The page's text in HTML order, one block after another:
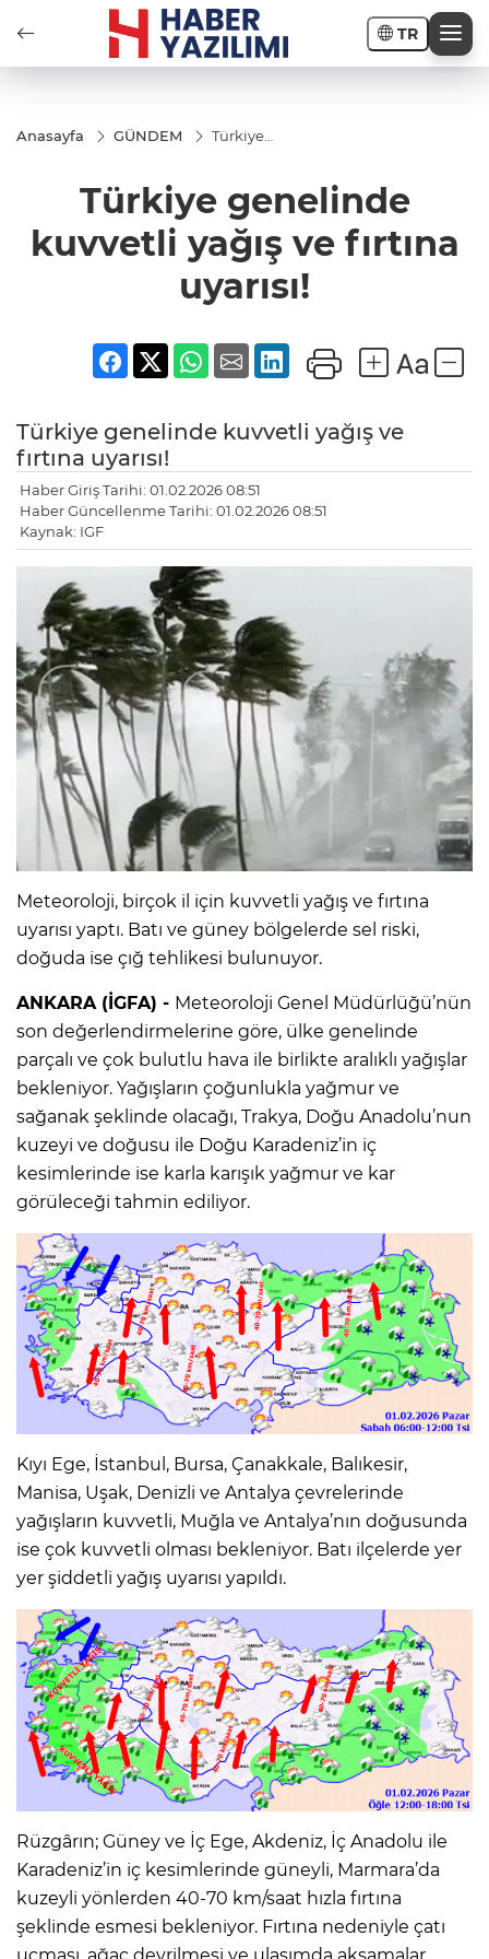
TR
Anasayfa GÜNDEM
Türkiye
fırtına
uyarısı!
Türkiye genelinde
kuvvetli yağış ve fırtına
uyarısı!
Türkiye genelinde kuvvetli yağış ve
fırtına uyarısı!
Haber Giriş Tarihi: 01.02.2026 08:51
Haber Güncellenme Tarihi: 01.02.2026 08:51
Kaynak: IGF
Meteoroloji, birçok il için kuvvetli yağış ve fırtına
uyarısı yaptı. Batı ve güney bölgelerde sel riski,
doğuda ise çığ tehlikesi bulunuyor.
ANKARA (İGFA) - Meteoroloji Genel Müdürlüğü’nün
son değerlendirmelerine göre, ülke genelinde
parçalı ve çok bulutlu hava ile birlikte aralıklı yağışlar
bekleniyor. Yağışların çoğunlukla yağmur ve
sağanak şeklinde olacağı, Trakya, Doğu Anadolu’nun
kuzeyi ve doğusu ile Doğu Karadeniz’in iç
kesimlerinde ise karla karışık yağmur ve kar
görüleceği tahmin ediliyor.
Kıyı Ege, İstanbul, Bursa, Çanakkale, Balıkesir,
Manisa, Uşak, Denizli ve Antalya çevrelerinde
yağışların kuvvetli, Muğla ve Antalya’nın doğusunda
ise çok kuvvetli olması bekleniyor. Batı ilçelerde yer
yer şiddetli yağış uyarısı yapıldı.
Rüzgârın; Güney ve İç Ege, Akdeniz, İç Anadolu ile
Karadeniz’in iç kesimlerinde güneyli, Marmara’da
kuzeyli yönlerden 40-70 km/saat hızla fırtına
şeklinde esmesi bekleniyor. Fırtına nedeniyle çatı
uçması, ağaç devrilmesi ve ulaşımda aksamalar